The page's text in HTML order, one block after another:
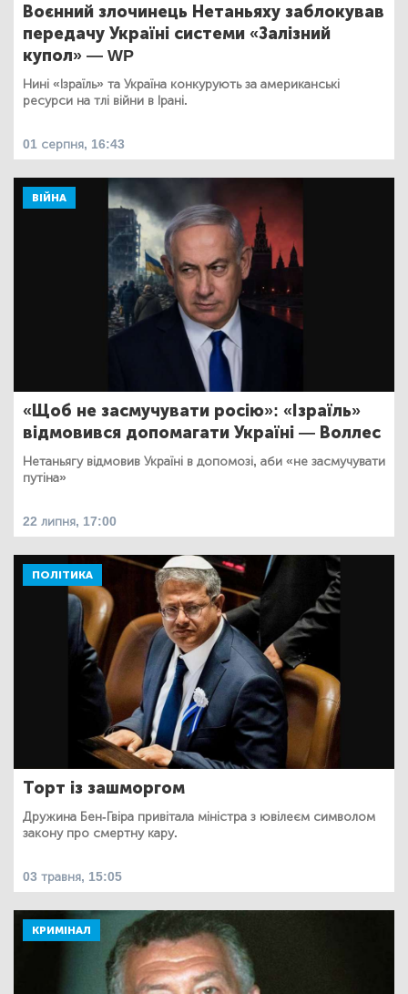
Воєнний злочинець Нетаньяху заблокував
передачу Україні системи «Залізний
купол» — WP
Нині «Ізраїль» та Україна конкурують за американські
ресурси на тлі війни в Ірані.
01 серпня, 16:43
ВІЙНА
«Щоб не засмучувати росію»: «Ізраїль»
відмовився допомагати Україні — Воллес
Нетаньягу відмовив Україні в допомозі, аби «не засмучувати
путіна»
22 липня, 17:00
ПОЛІТИКА
Торт із зашморгом
Дружина Бен-Гвіра привітала міністра з ювілеєм символом
закону про смертну кару.
03 травня, 15:05
КРИМІНАЛ